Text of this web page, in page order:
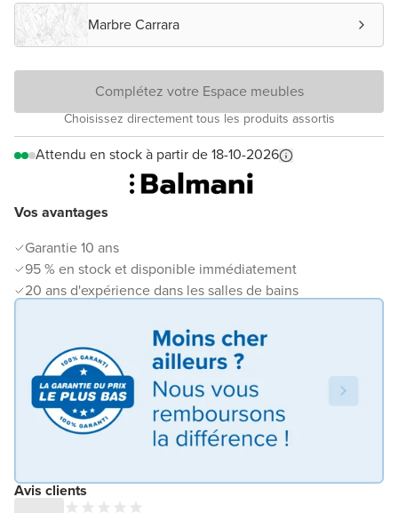
Vos avantages
Garantie 10 ans
95 % en stock et disponible immédiatement
20 ans d'expérience dans les salles de bains
Avis clients
Marbre Carrara
Complétez votre Espace meubles
Choisissez directement tous les produits assortis
Attendu en stock à partir de 18-10-2026